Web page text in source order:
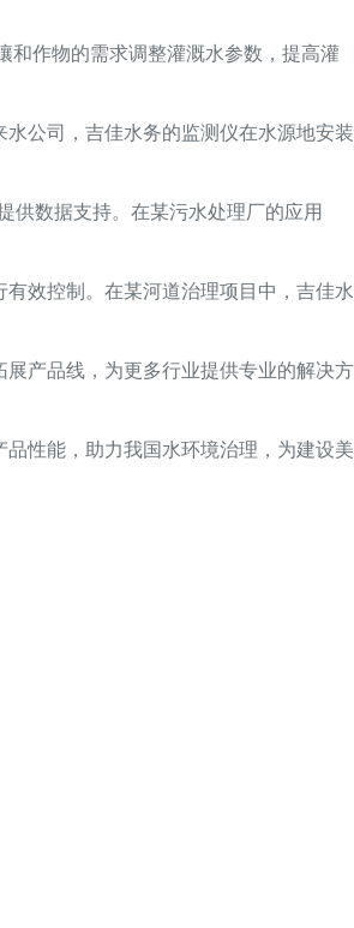
和作物的需求调整灌溉水参数，提高灌
公司，吉佳水务的监测仪在水源地安装
供数据支持。在某污水处理厂的应用
效控制。在某河道治理项目中，吉佳水
产品线，为更多行业提供专业的解决方
性能，助力我国水环境治理，为建设美